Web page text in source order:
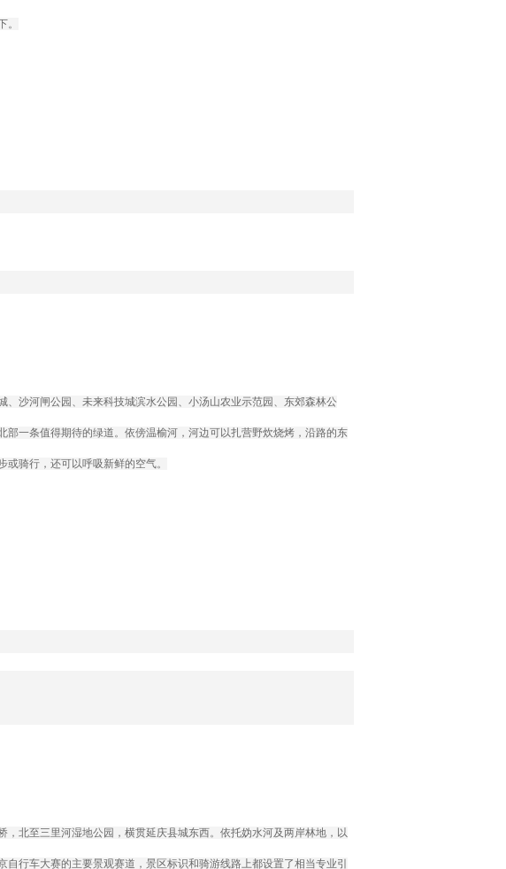
。
沙河闸公园、未来科技城滨水公园、小汤山农业示范园、东郊森林公
部一条值得期待的绿道。依傍温榆河，河边可以扎营野炊烧烤，沿路的东
骑行，还可以呼吸新鲜的空气。
北至三里河湿地公园，横贯延庆县城东西。依托妫水河及两岸林地，以
行车大赛的主要景观赛道，景区标识和骑游线路上都设置了相当专业引